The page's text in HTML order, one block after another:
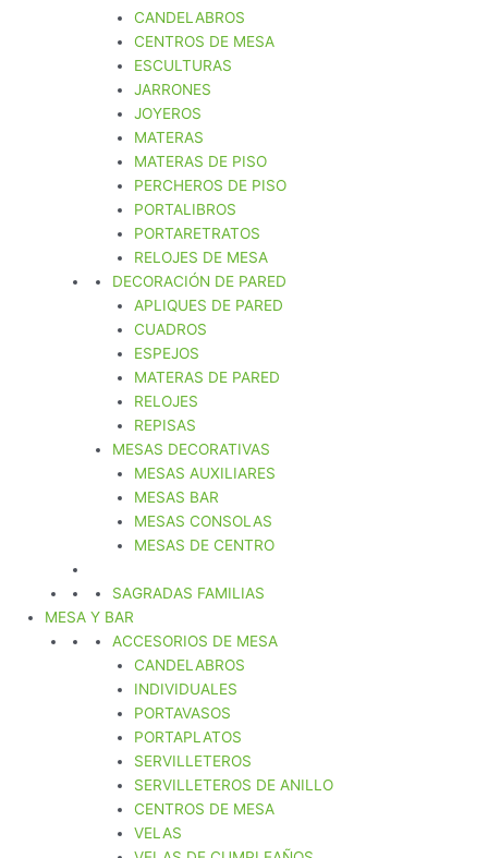
CANDELABROS
CENTROS DE MESA
ESCULTURAS
JARRONES
JOYEROS
MATERAS
MATERAS DE PISO
PERCHEROS DE PISO
PORTALIBROS
PORTARETRATOS
RELOJES DE MESA
DECORACIÓN DE PARED
APLIQUES DE PARED
CUADROS
ESPEJOS
MATERAS DE PARED
RELOJES
REPISAS
MESAS DECORATIVAS
MESAS AUXILIARES
MESAS BAR
MESAS CONSOLAS
MESAS DE CENTRO
SAGRADAS FAMILIAS
MESA Y BAR
ACCESORIOS DE MESA
CANDELABROS
INDIVIDUALES
PORTAVASOS
PORTAPLATOS
SERVILLETEROS
SERVILLETEROS DE ANILLO
CENTROS DE MESA
VELAS